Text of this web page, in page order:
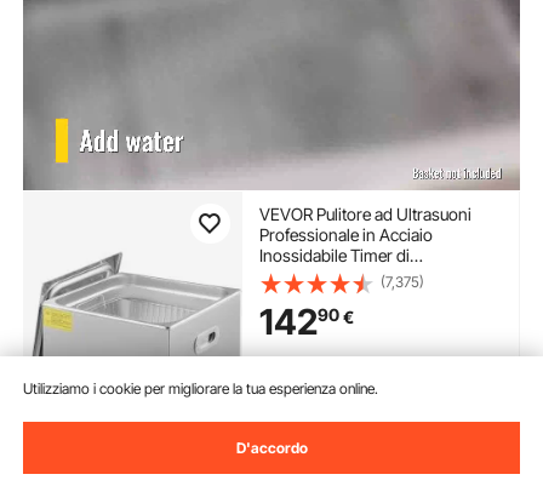
VEVOR Pulitore ad Ultrasuoni
Professionale in Acciaio
Inossidabile Timer di
Riscaldamento Digitale Pulizia di
Gioielli per Uso Domestico
Personale Commerciale 15L
(7,375)
14290€
Consegna:non appena Ven.
Ago. 14
Aggiungi al carrello
Utilizziamo i cookie per migliorare la tua esperienza online.
D'accordo